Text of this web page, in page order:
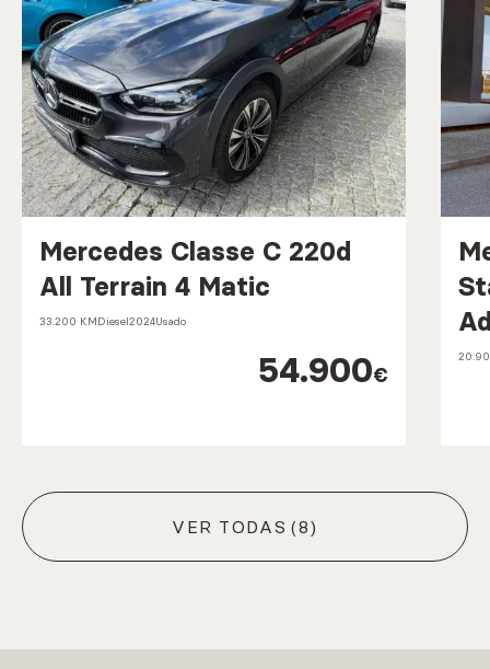
Mercedes Classe C 220d
All Terrain 4 Matic
33.200 KMDiesel2024Usado
54.900€
VER TODAS (8)